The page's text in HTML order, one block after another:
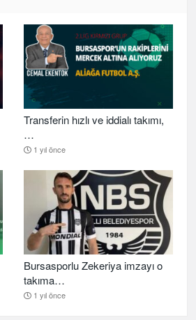
Transferin hızlı ve iddialı takımı,
…
1 yıl önce
Bursasporlu Zekeriya imzayı o
takıma…
1 yıl önce